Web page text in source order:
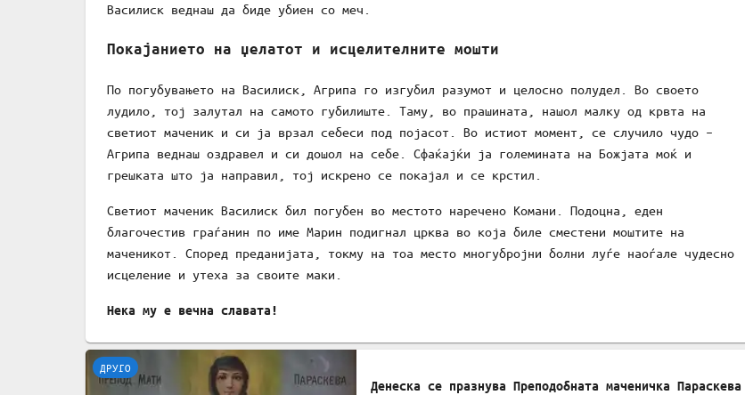
Василиск веднаш да биде убиен со меч.
Покајанието на џелатот и исцелителните мошти
По погубувањето на Василиск, Агрипа го изгубил разумот и целосно полудел. Во своето
лудило, тој залутал на самото губилиште. Таму, во прашината, нашол малку од крвта на
светиот маченик и си ја врзал себеси под појасот. Во истиот момент, се случило чудо –
Агрипа веднаш оздравел и си дошол на себе. Сфаќајќи ја големината на Божјата моќ и
грешката што ја направил, тој искрено се покајал и се крстил.
Светиот маченик Василиск бил погубен во местото наречено Комани. Подоцна, еден
благочестив граѓанин по име Марин подигнал црква во која биле сместени моштите на
маченикот. Според преданијата, токму на тоа место многубројни болни луѓе наоѓале чудесно
исцеление и утеха за своите маки.
Нека му е вечна славата!
ДРУГО
Денеска се празнува Преподобната маченичка Параскева